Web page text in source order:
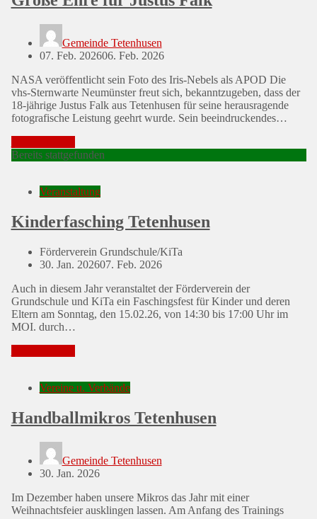
Gemeinde Tetenhusen
Posted
07. Feb. 202606. Feb. 2026
NASA veröffentlicht sein Foto des Iris-Nebels als APOD Die
vhs-Sternwarte Neumünster freut sich, bekanntzugeben, dass der
18-jährige Justus Falk aus Tetenhusen für seine herausragende
fotografische Leistung geehrt wurde. Sein beeindruckendes…
Bereits stattgefunden
Veranstaltung
Kinderfasching Tetenhusen
Förderverein Grundschule/KiTa
Posted
30. Jan. 202607. Feb. 2026
Auch in diesem Jahr veranstaltet der Förderverein der
Grundschule und KiTa ein Faschingsfest für Kinder und deren
Eltern am Sonntag, den 15.02.26, von 14:30 bis 17:00 Uhr im
MOI. durch…
Vereine u. Verbände
Handballmikros Tetenhusen
Gemeinde Tetenhusen
Posted
30. Jan. 2026
Im Dezember haben unsere Mikros das Jahr mit einer
Weihnachtsfeier ausklingen lassen. Am Anfang des Trainings